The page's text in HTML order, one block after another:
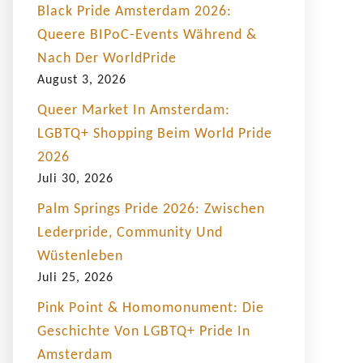
Black Pride Amsterdam 2026:
Queere BIPoC-Events Während &
Nach Der WorldPride
August 3, 2026
Queer Market In Amsterdam:
LGBTQ+ Shopping Beim World Pride
2026
Juli 30, 2026
Palm Springs Pride 2026: Zwischen
Lederpride, Community Und
Wüstenleben
Juli 25, 2026
Pink Point & Homomonument: Die
Geschichte Von LGBTQ+ Pride In
Amsterdam